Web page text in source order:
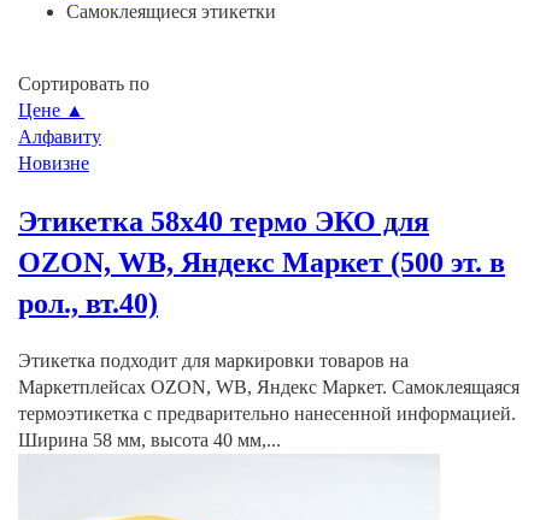
Самоклеящиеся этикетки
Сортировать по
Цене ▲
Алфавиту
Новизне
Этикетка 58х40 термо ЭКО для
OZON, WB, Яндекс Маркет (500 эт. в
рол., вт.40)
Этикетка подходит для маркировки товаров на
Маркетплейсах OZON, WB, Яндекс Маркет. Самоклеящаяся
термоэтикетка с предварительно нанесенной информацией.
Ширина 58 мм, высота 40 мм,...